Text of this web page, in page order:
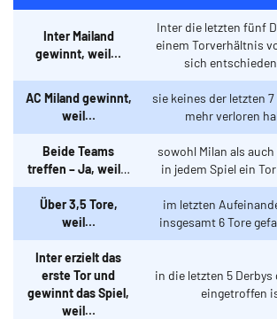
Inter Mailand
gewinnt, weil…
Inter die letzten fünf
einem Torverhältnis
sich
AC Miland gewinnt,
weil…
sie keines der letzten
mehr verloren
Beide Teams
treffen – Ja, weil…
sowohl Milan als
in jedem Spiel ein
Über 3,5 Tore,
weil…
im letzten
insgesamt 6 Tore
Inter erzielt das
erste Tor und
gewinnt das Spiel,
weil…
in die letzten 5 Derbys
eingetroffen